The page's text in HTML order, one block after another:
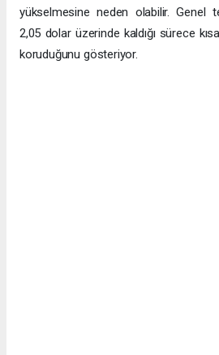
yükselmesine neden olabilir. Genel
2,05 dolar üzerinde kaldığı sürece
koruduğunu gösteriyor.